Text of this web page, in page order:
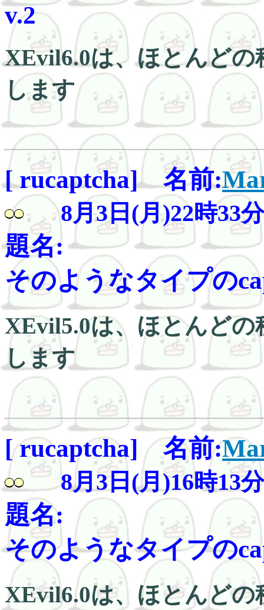
v.2
XEvil6.0は、ほとんどの
します
[ rucaptcha] 名前:
8月3日(月)22時33分
題名:
そのようなタイプの
XEvil5.0は、ほとんどの
します
[ rucaptcha] 名前:
8月3日(月)16時13分
題名:
そのようなタイプの
XEvil6.0は、ほとんどの